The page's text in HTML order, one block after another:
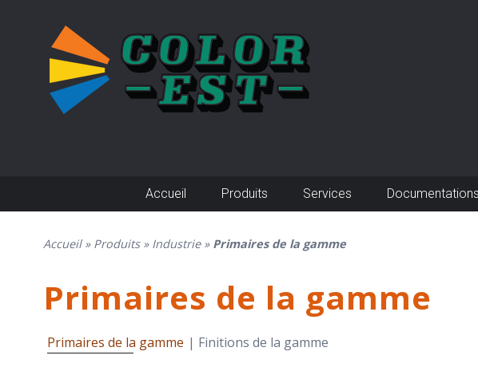
Accueil Produits Services Documentations
Accueil» Produits» Industrie» Primaires de la gamme
Primaires de la gamme
Primaires de la gamme Finitions de la gamme